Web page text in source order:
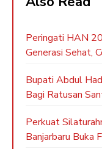
Peringati HAN
Generasi Sehat,
Bupati Abdul
Bagi Ratusan
Perkuat
Banjarbaru Buka